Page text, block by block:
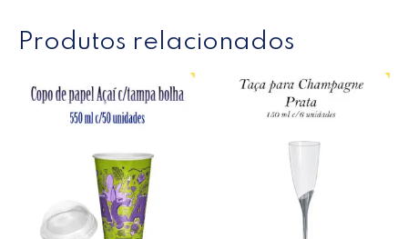
Produtos relacionados